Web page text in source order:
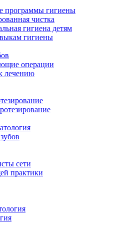
программы гигиены
чистка
гигиена детям
гигиены
операции
лечению
сети
практики